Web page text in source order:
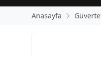
Anasayfa Güverte